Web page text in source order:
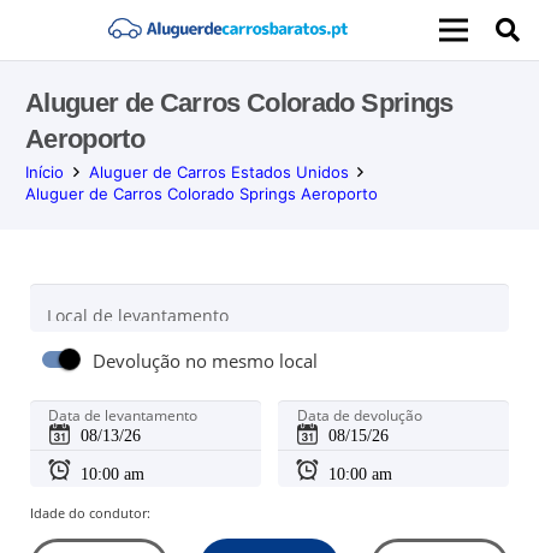
Aluguer de Carros Colorado Springs
Aeroporto
Início
Aluguer de Carros Estados Unidos
Aluguer de Carros Colorado Springs Aeroporto
Local de levantamento
Devolução no mesmo local
Data de levantamento Data de devolução
Idade do condutor: